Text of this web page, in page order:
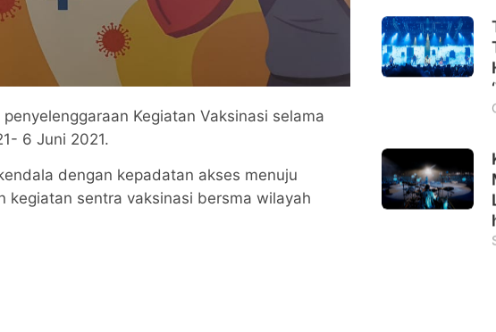
Kegiatan Vaksinasi selama
6 Juni 2021.
dengan kepadatan akses menuju
kegiatan sentra vaksinasi bersma wilayah